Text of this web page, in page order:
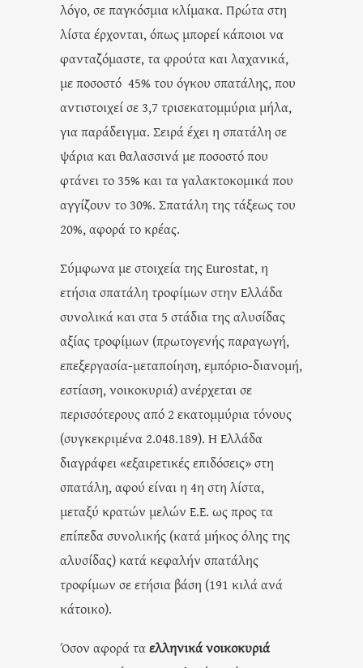
λόγο, σε παγκόσμια κλίμακα. Πρώτα στη
λίστα έρχονται, όπως μπορεί κάποιοι να
φανταζόμαστε, τα φρούτα και λαχανικά,
με ποσοστό 45% του όγκου σπατάλης, που
αντιστοιχεί σε 3,7 τρισεκατομμύρια μήλα,
για παράδειγμα. Σειρά έχει η σπατάλη σε
ψάρια και θαλασσινά με ποσοστό που
φτάνει το 35% και τα γαλακτοκομικά που
αγγίζουν το 30%. Σπατάλη της τάξεως του
20%, αφορά το κρέας.
Σύμφωνα με στοιχεία της Eurostat, η
ετήσια σπατάλη τροφίμων στην Ελλάδα
συνολικά και στα 5 στάδια της αλυσίδας
αξίας τροφίμων (πρωτογενής παραγωγή,
επεξεργασία-μεταποίηση, εμπόριο-διανομή,
εστίαση, νοικοκυριά) ανέρχεται σε
περισσότερους από 2 εκατομμύρια τόνους
(συγκεκριμένα 2.048.189). Η Ελλάδα
διαγράφει «εξαιρετικές επιδόσεις» στη
σπατάλη, αφού είναι η 4η στη λίστα,
μεταξύ κρατών μελών Ε.Ε. ως προς τα
επίπεδα συνολικής (κατά μήκος όλης της
αλυσίδας) κατά κεφαλήν σπατάλης
τροφίμων σε ετήσια βάση (191 κιλά ανά
κάτοικο).
Όσον αφορά ταελληνικά νοικοκυριά